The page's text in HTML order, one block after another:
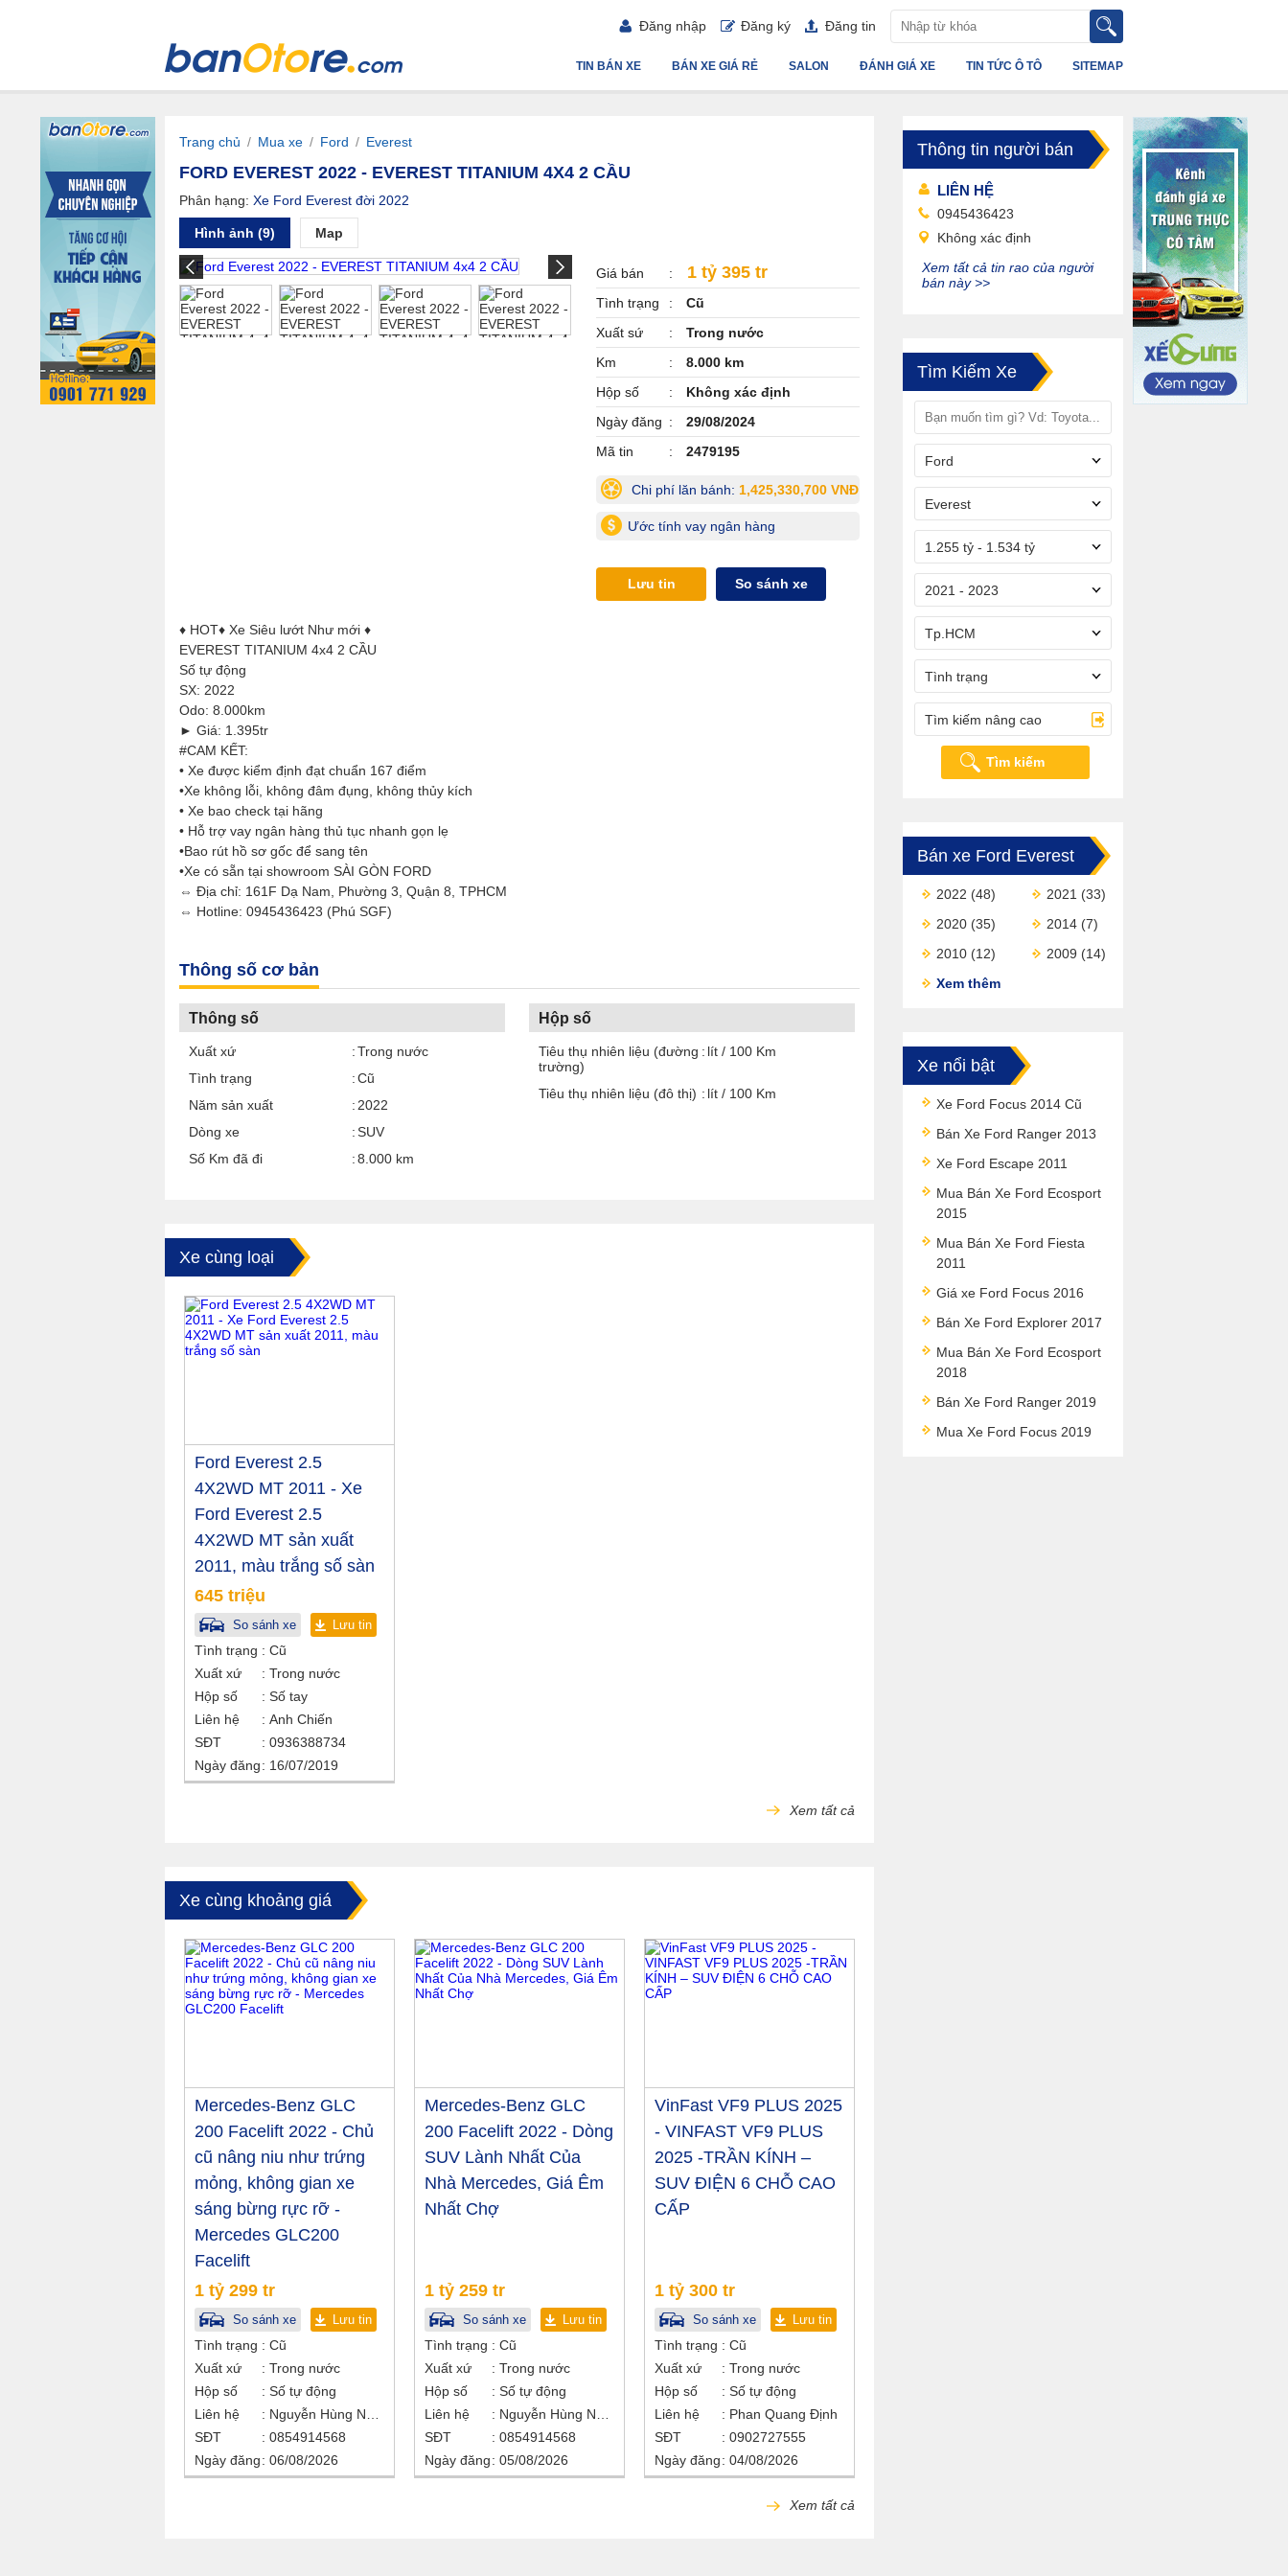
Đăng nhập Đăng ký Đăng tin
SITEMAP
TIN TỨC Ô TÔ
ĐÁNH GIÁ XE
SALON
BÁN XE GIÁ RẺ
TIN BÁN XE
Trang chủ / Mua xe / Ford / Everest
FORD EVEREST 2022 - EVEREST TITANIUM 4X4 2 CẦU
Phân hạng: Xe Ford Everest đời 2022
Hình ảnh (9) Map
Giá bán 1 tỷ 395 tr
Tình trạng
Cũ
Xuất sứ
Trong nước
Km
8.000 km
Hộp số
Không xác định
Ngày đăng
29/08/2024
Mã tin
2479195
Chi phí lăn bánh: 1,425,330,700 VNĐ
Ước tính vay ngân hàng
Lưu tin So sánh xe
♦ HOT♦ Xe Siêu lướt Như mới ♦
EVEREST TITANIUM 4x4 2 CẦU
Số tự động
SX: 2022
Odo: 8.000km
► Giá: 1.395tr
#CAM KẾT:
• Xe được kiểm định đạt chuẩn 167 điểm
•Xe không lỗi, không đâm đụng, không thủy kích
• Xe bao check tại hãng
• Hỗ trợ vay ngân hàng thủ tục nhanh gọn lẹ
•Bao rút hồ sơ gốc để sang tên
•Xe có sẵn tại showroom SÀI GÒN FORD
⇔ Địa chỉ: 161F Dạ Nam, Phường 3, Quận 8, TPHCM
⇔ Hotline: 0945436423 (Phú SGF)
Thông số cơ bản
Thông số
Xuất xứ
Trong nước
Tình trạng
Cũ
Năm sản xuất
2022
Dòng xe
SUV
Số Km đã đi
8.000 km
Hộp số
Tiêu thụ nhiên liệu (đường
trường)
lít / 100 Km
Tiêu thụ nhiên liệu (đô thị) lít / 100 Km
Xe cùng loại
Ford Everest 2.5
4X2WD MT 2011 - Xe
Ford Everest 2.5
4X2WD MT sản xuất
2011, màu trắng số sàn
645 triệu
So sánh xe Lưu tin
Tình trạng
Cũ
Xuất xứ
Trong nước
Hộp số
Số tay
Liên hệ
Anh Chiến
SĐT
0936388734
Ngày đăng
16/07/2019
Xem tất cả
Xe cùng khoảng giá
Mercedes-Benz GLC
200 Facelift 2022 - Chủ
cũ nâng niu như trứng
mỏng, không gian xe
sáng bừng rực rỡ -
Mercedes GLC200
Facelift
1 tỷ 299 tr
So sánh xe Lưu tin
Tình trạng
Cũ
Xuất xứ
Trong nước
Hộp số
Số tự động
Liên hệ
Nguyễn Hùng Nhân
SĐT
0854914568
Ngày đăng
06/08/2026
Mercedes-Benz GLC
200 Facelift 2022 - Dòng
SUV Lành Nhất Của
Nhà Mercedes, Giá Êm
Nhất Chợ
1 tỷ 259 tr
So sánh xe Lưu tin
Tình trạng
Cũ
Xuất xứ
Trong nước
Hộp số
Số tự động
Liên hệ
Nguyễn Hùng Nhân
SĐT
0854914568
Ngày đăng
05/08/2026
VinFast VF9 PLUS 2025
- VINFAST VF9 PLUS
2025 -TRẦN KÍNH –
SUV ĐIỆN 6 CHỖ CAO
CẤP
1 tỷ 300 tr
So sánh xe Lưu tin
Tình trạng
Cũ
Xuất xứ
Trong nước
Hộp số
Số tự động
Liên hệ
Phan Quang Định
SĐT
0902727555
Ngày đăng
04/08/2026
Xem tất cả
Thông tin người bán
LIÊN HỆ
0945436423
Không xác định
Xem tất cả tin rao của người
bán này >>
Tìm Kiếm Xe
Ford
Everest
1.255 tỷ - 1.534 tỷ
2021 - 2023
Tp.HCM
Tình trạng
Tìm kiếm nâng cao
Tìm kiếm
Bán xe Ford Everest
2022 (48) 2021 (33)
2020 (35) 2014 (7)
2010 (12) 2009 (14)
Xem thêm
Xe nổi bật
Xe Ford Focus 2014 Cũ
Bán Xe Ford Ranger 2013
Xe Ford Escape 2011
Mua Bán Xe Ford Ecosport
2015
Mua Bán Xe Ford Fiesta
2011
Giá xe Ford Focus 2016
Bán Xe Ford Explorer 2017
Mua Bán Xe Ford Ecosport
2018
Bán Xe Ford Ranger 2019
Mua Xe Ford Focus 2019